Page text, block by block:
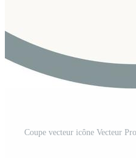
Coupe vecteur icône Vecteur